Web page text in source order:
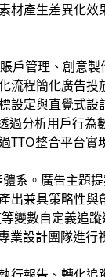
產生差異化效
戶管理、創意
流程簡化廣告
定與直覺式
分析用戶行
整合平台
系。廣告主題
兼具策略性
變數自定義追
設計團隊進